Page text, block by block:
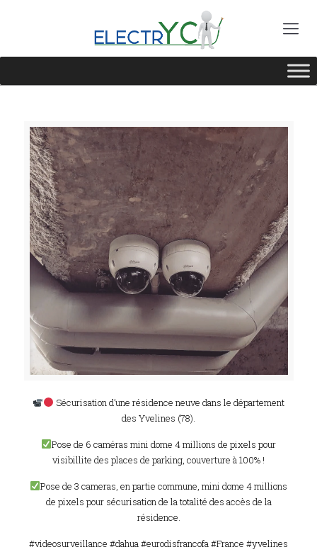
Sécurisation d’une résidence neuve dans le département
des Yvelines (78).
Pose de 6 caméras mini dome 4 millions de pixels pour
visibillite des places de parking, couverture à 100% !
Pose de 3 cameras, en partie commune, mini dome 4 millions
de pixels pour sécurisation de la totalité des accès de la
résidence.
#videosurveillance #dahua #eurodisfrancofa #France #yvelines